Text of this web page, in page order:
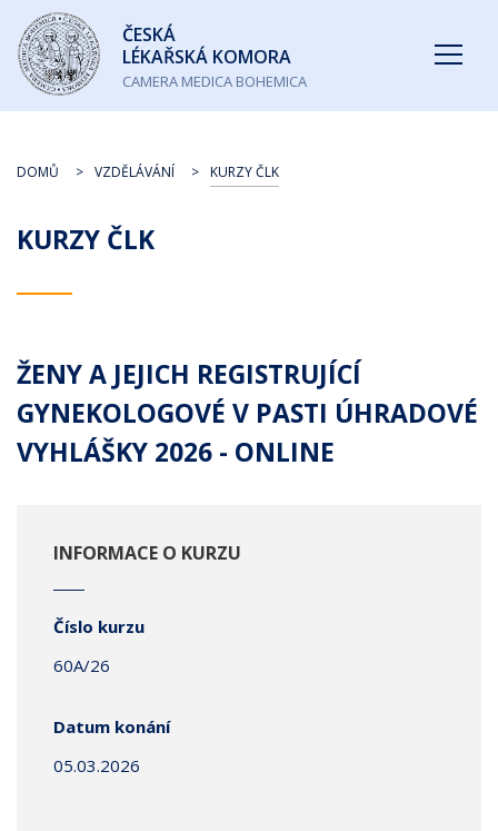
Česká
lékařská
komora
ČESKÁ
LÉKAŘSKÁ KOMORA
CAMERA MEDICA BOHEMICA
KURZY ČLK
DOMŮ VZDĚLÁVÁNÍ KURZY ČLK
ŽENY A JEJICH REGISTRUJÍCÍ
GYNEKOLOGOVÉ V PASTI ÚHRADOVÉ
VYHLÁŠKY 2026 - ONLINE
INFORMACE O KURZU
Číslo kurzu
60A/26
Datum konání
05.03.2026